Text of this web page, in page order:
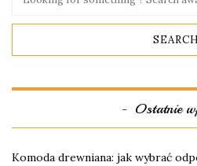
Ostatnie
Komoda drewniana: jak wybrać